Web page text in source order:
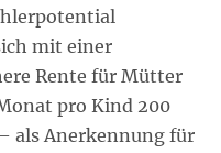
mit einer
Rente für Mütter
pro Kind 200
als Anerkennung für